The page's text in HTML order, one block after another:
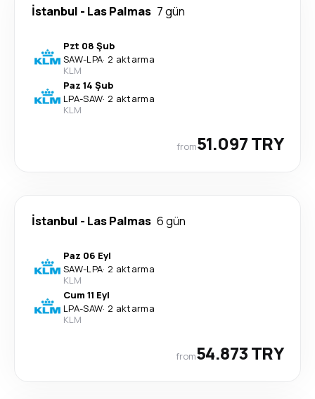
İstanbul - Las Palmas 7 gün
Pzt 08 Şub
SAW-LPA· 2 aktarma
KLM
Paz 14 Şub
LPA-SAW· 2 aktarma
KLM
from51.097 TRY
İstanbul - Las Palmas 6 gün
Paz 06 Eyl
SAW-LPA· 2 aktarma
KLM
Cum 11 Eyl
LPA-SAW· 2 aktarma
KLM
from54.873 TRY